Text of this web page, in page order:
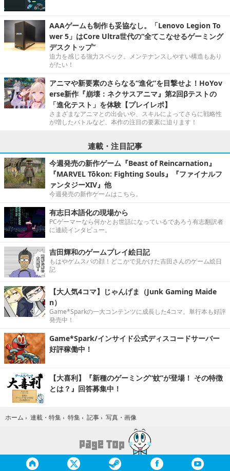
AAAゲームも制作も妥協なし。「Lenovo Legion To
wer 5」はCore Ultra世代の“全てこなせるゲーミング
デスクトップ”
迫力を感じる強力スペック。メンテナンスしやすい構造もあり
がたい！
アニマや新要素のさらなる“進化”を目撃せよ！HoYov
erse新作『崩壊：ネクサスアニマ』第2回βテストの
「進化テスト」を体験【プレイレポ】
さまざまなアニマとの出会いや、スキルによってさらに戦略性
が増したバトルなど、本作の注目の要素に迫ります！
連載・注目記事
今週発売の新作ゲーム『Beast of Reincarnation』
『MARVEL Tōkon: Fighting Souls』『ファイナルフ
ァンタジーXIV』他
今週発売の新作ゲームはこちら。
有志日本語化の現場から
PCゲーマーなら何かとお世話になっているであろう有志翻訳者
に連続インタビュー。
吉田輝和のゲームプレイ絵日記
もはやゲムスパの顔！どこかで見かけた吉田さんのゲーム絵日
記
【大人気4コマ】じゃんげま（Junk Gaming Maide
n）
Game*Sparkの一大コンテンツに成長した4コマ。単行本も好評
発売中！
Game*Spark/インサイド公式ディスコードサーバー
好評稼働中！
【大喜利】『新種のゲーミング“蚊”が登場！ その特徴
とは？』回答募集中！
ホーム › 連載・特集 › 特集 › 記事 › 写真・画像